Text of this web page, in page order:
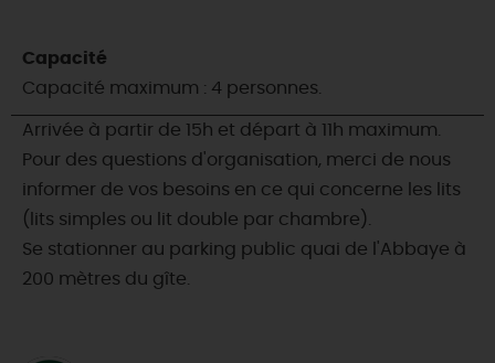
Capacité
Capacité maximum : 4 personnes.
Arrivée à partir de 15h et départ à 11h maximum.
Pour des questions d'organisation, merci de nous
informer de vos besoins en ce qui concerne les lits
(lits simples ou lit double par chambre).
Se stationner au parking public quai de l'Abbaye à
200 mètres du gîte.